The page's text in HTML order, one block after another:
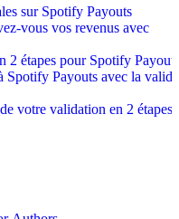
sur Spotify Payouts
vous vos revenus avec
2 étapes pour Spotify Payouts
Spotify Payouts avec la
votre validation en 2 étapes